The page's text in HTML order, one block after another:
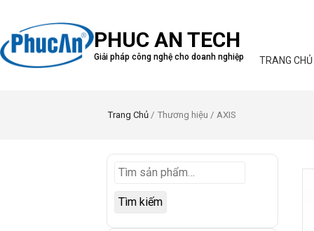
PHUC AN TECH
Giải pháp công nghệ cho doanh nghiệp TRANG CHỦ
Trang Chủ / Thương hiệu / AXIS
Tìm kiếm